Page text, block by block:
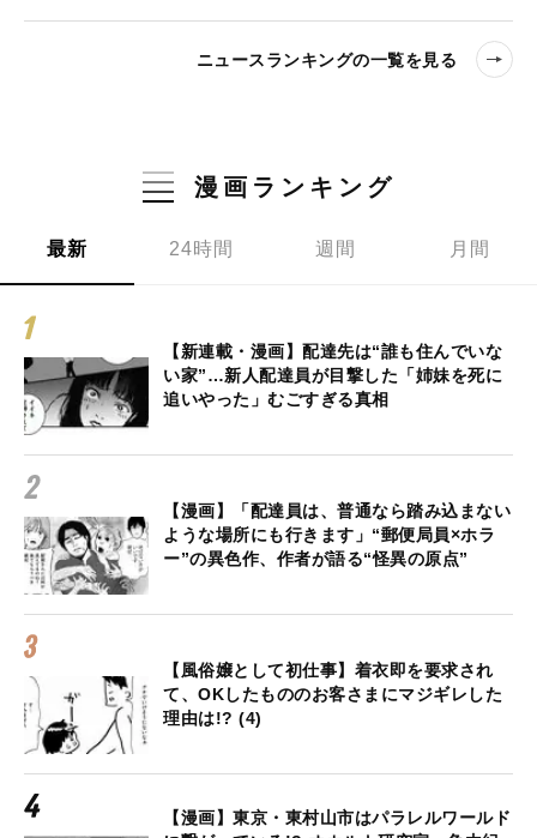
ニュースランキングの一覧を見る
漫画ランキング
最新 24時間 週間 月間
【新連載・漫画】配達先は“誰も住んでいな
い家”…新人配達員が目撃した「姉妹を死に
追いやった」むごすぎる真相
【漫画】「配達員は、普通なら踏み込まない
ような場所にも行きます」“郵便局員×ホラ
ー”の異色作、作者が語る“怪異の原点”
【風俗嬢として初仕事】着衣即を要求され
て、OKしたもののお客さまにマジギレした
理由は!? (4)
【漫画】東京・東村山市はパラレルワールド